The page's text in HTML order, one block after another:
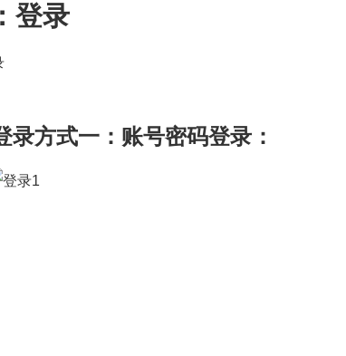
登录
录方式一：账号密码登录：